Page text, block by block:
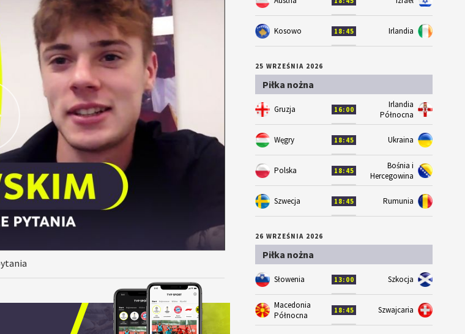
Kosowo 18:45 Irlandia
25 WRZEŚNIA 2026
Piłka nożna
Gruzja 16:00
Irlandia
Północna
Węgry 18:45 Ukraina
Polska 18:45
Bośnia i
Hercegowina
Szwecja 18:45 Rumunia
26 WRZEŚNIA 2026
Piłka nożna
Słowenia 13:00 Szkocja
Macedonia
Północna
18:45 Szwajcaria